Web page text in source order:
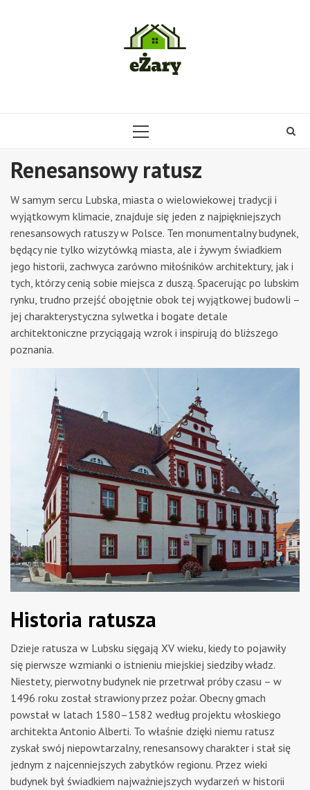
PRIMARY
Renesansowy ratusz
W samym sercu Lubska, miasta o wielowiekowej tradycji i
wyjątkowym klimacie, znajduje się jeden z najpiękniejszych
renesansowych ratuszy w Polsce. Ten monumentalny budynek,
będący nie tylko wizytówką miasta, ale i żywym świadkiem
jego historii, zachwyca zarówno miłośników architektury, jak i
tych, którzy cenią sobie miejsca z duszą. Spacerując po lubskim
rynku, trudno przejść obojętnie obok tej wyjątkowej budowli –
jej charakterystyczna sylwetka i bogate detale
architektoniczne przyciągają wzrok i inspirują do bliższego
poznania.
Historia ratusza
Dzieje ratusza w Lubsku sięgają XV wieku, kiedy to pojawiły
się pierwsze wzmianki o istnieniu miejskiej siedziby władz.
Niestety, pierwotny budynek nie przetrwał próby czasu – w
1496 roku został strawiony przez pożar. Obecny gmach
powstał w latach 1580–1582 według projektu włoskiego
architekta Antonio Alberti. To właśnie dzięki niemu ratusz
zyskał swój niepowtarzalny, renesansowy charakter i stał się
jednym z najcenniejszych zabytków regionu. Przez wieki
budynek był świadkiem najważniejszych wydarzeń w historii